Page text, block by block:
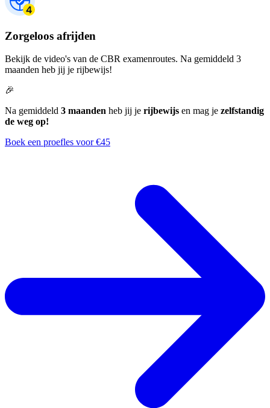
Zorgeloos afrijden
Bekijk de video's van de CBR examenroutes. Na gemiddeld 3
maanden heb jij je rijbewijs!
🎉
Na gemiddeld 3 maanden heb jij je rijbewijs en mag je zelfstandig
de weg op!
Boek een proefles voor €45